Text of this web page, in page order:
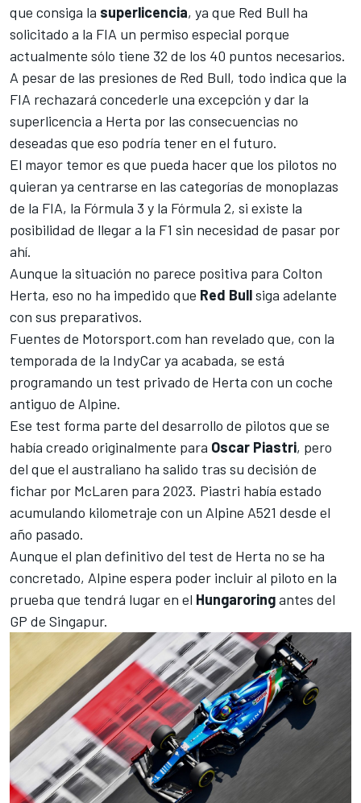
que consiga la superlicencia, ya que Red Bull ha
solicitado a la FIA un permiso especial porque
actualmente sólo tiene 32 de los 40 puntos necesarios.
A pesar de las presiones de Red Bull, todo indica que la
FIA rechazará concederle una excepción y dar la
superlicencia a Herta por las consecuencias no
deseadas que eso podría tener en el futuro.
El mayor temor es que pueda hacer que los pilotos no
quieran ya centrarse en las categorías de monoplazas
de la FIA, la Fórmula 3 y la Fórmula 2, si existe la
posibilidad de llegar a la F1 sin necesidad de pasar por
ahí.
Aunque la situación no parece positiva para Colton
Herta, eso no ha impedido que Red Bullsiga adelante
con sus preparativos.
Fuentes de Motorsport.com han revelado que, con la
temporada de la IndyCarya acabada, se está
programando un test privado de Herta con un coche
antiguo de Alpine.
Ese test forma parte del desarrollo de pilotos que se
había creado originalmente para Oscar Piastri, pero
del que el australiano ha salido tras su decisión de
fichar por McLaren para 2023. Piastri había estado
acumulando kilometraje con un Alpine A521 desde el
año pasado.
Aunque el plan definitivo del test de Herta no se ha
concretado, Alpine espera poder incluir al piloto en la
prueba que tendrá lugar en el Hungaroringantes del
GP de Singapur.